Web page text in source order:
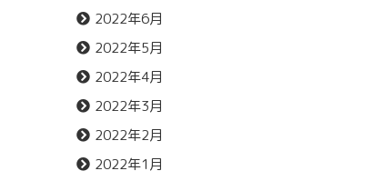
2022年6月
2022年5月
2022年4月
2022年3月
2022年2月
2022年1月